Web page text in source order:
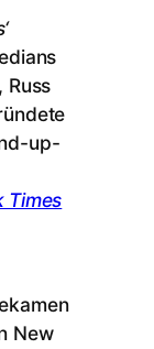
Russ
up-
Times
New